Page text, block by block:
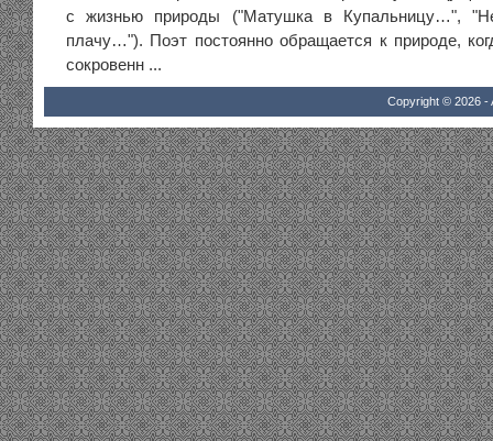
с жизнью природы ("Матушка в Купальницу…",
плачу…"). Поэт постоянно обращается к природе,
сокровенн ...
Copyright © 2026 -